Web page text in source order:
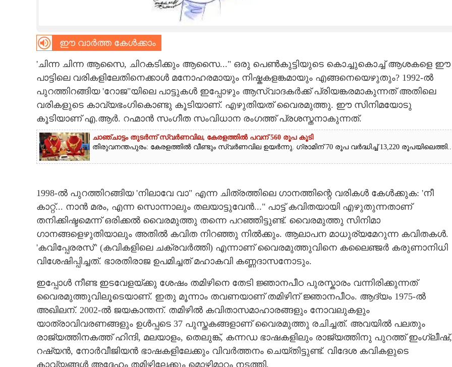
CARTOONS
LITERATURE
CONTACT US
ഈ വാർത്ത കേൾക്കാം
'ചിന്ന ചിന്ന ആസൈ, ചിറകടിക്കും ആസൈ..." ഒരു പെൺകുട്ടിയുടെ കൊച്ചുകൊച്ച് ആശകളെ ഈ
പാട്ടിലെ വരികളിലേതിനെക്കാൾ മനോഹരമായും നിഷ്കകളങ്കമായും എങ്ങനെയെഴുതും?​ 1992-ൽ
പുറത്തിറങ്ങിയ 'റോജ"യിലെ പാട്ടുകൾ ഇപ്പോഴും ആസ്വാദകർക്ക് പ്രിയങ്കരമാകുന്നത് അതിലെ
വരികളുടെ കാവ്യഭംഗികൊണ്ടു കൂടിയാണ്. എഴുതിയത് വൈരമുത്തു. ഈ സിനിമയോടു
കൂടിയാണ് എ.ആർ. റഹ്മാൻ സംഗീത സംവിധാന രംഗത്ത് പ്രശസ്തനാകുന്നത്.
ചാഞ്ചാട്ടം തുടർന്ന് സ്വർണവില, കേരളത്തിൽ പവന് 560 രൂപ കൂടി
തിരുവനന്തപുരം: കേരളത്തിൽ വീണ്ടും സ്വർണവില ഉയർന്നു. ഗ്രാമിന് 70 രൂപ വർദ്ധിച്ച് 13,220
1998-ൽ പുറത്തിറങ്ങിയ 'നിലാവേ വാ" എന്ന ചിത്രത്തിലെ ഗാനത്തിന്റെ വരികൾ കേൾക്കുക: 'നീ
കാറ്റ്... നാൻ മരം, എന്ന സൊന്നാലും തലയാട്ടുവേൻ..." പാട്ട് കവിതയായി എഴുതുന്നതാണ്
തനിക്കിഷ്ടമെന്ന് ഒരിക്കൽ വൈരമുത്തു തന്നെ പറഞ്ഞിട്ടുണ്ട്. വൈരമുത്തു സിനിമാ
ഗാനങ്ങളെഴുതിയാലും അതിൽ കവിത നിറഞ്ഞു നിൽക്കും. ആലാപന മാധുര്യമേറുന്ന കവിതകൾ.
'കവിപ്പേരരസ്" (കവികളിലെ ചക്രവർത്തി) എന്നാണ് വൈരമുത്തുവിനെ കലൈഞ്ജർ കരുണാനിധി
വിശേഷിപ്പിച്ചത്. ഭാരതിരാജ ഉപമിച്ചത് മഹാകവി കണ്ണദാസനോടും.
ഇപ്പോൾ നീണ്ട ഇടവേളയ്ക്കു ശേഷം തമിഴിനെ തേടി ജ്ഞാനപീഠ പുരസ്കാരം വന്നിരിക്കുന്നത്
വൈരമുത്തുവിലൂടെയാണ്. ഇതു മൂന്നാം തവണയാണ് തമിഴിന് ജ്ഞാനപീഠം. ആദ്യം 1975-ൽ
അഖിലന്. 2002-ൽ ജയകാന്തന്. തമിഴിൽ കവിതാസമാഹാരങ്ങളും നോവലുകളും
യാത്രാവിവരണങ്ങളും ഉൾപ്പടെ 37 പുസ്തകങ്ങളാണ് വൈരമുത്തു രചിച്ചത്. അവയിൽ പലതും
രാജ്യത്തിനകത്ത് ഹിന്ദി, മലയാളം, തെലുങ്ക്, കന്നഡ ഭാഷകളിലും രാജ്യത്തിനു പുറത്ത് ഇംഗ്ലീഷ്,
റഷ്യൻ, നോർവീജിയൻ ഭാഷകളിലേക്കും വിവർത്തനം ചെയ്തിട്ടുണ്ട്. വിദേശ കവികളുടെ
കാവ്യങ്ങൾ അദ്ദേഹം തമിഴിലേക്കും മൊഴിമാറ്റം നടത്തി.